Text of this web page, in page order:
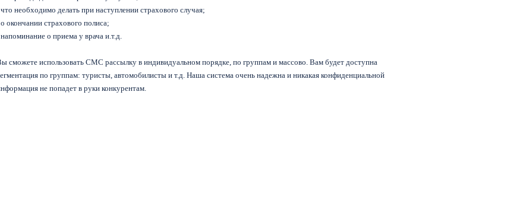
необходимо делать при наступлении страхового случая;
окончании страхового полиса;
о приема у врача и.т.д.
сможете использовать СМС рассылку в индивидуальном порядке, по группам и массово. Вам будет доступна
по группам: туристы, автомобилисты и т.д. Наша система очень надежна и никакая конфиденциальной
не попадет в руки конкурентам.